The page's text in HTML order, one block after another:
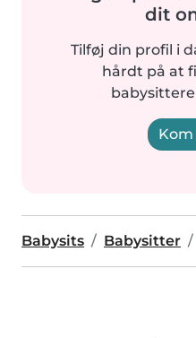
dit
Tilføj din profil i
hårdt på at
Babysits Babysitter